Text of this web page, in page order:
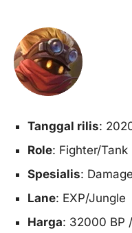
Tanggal rilis:
Role: Fighter/Tank
Spesialis:
Lane: EXP/Jungle
Harga: 32000 BP